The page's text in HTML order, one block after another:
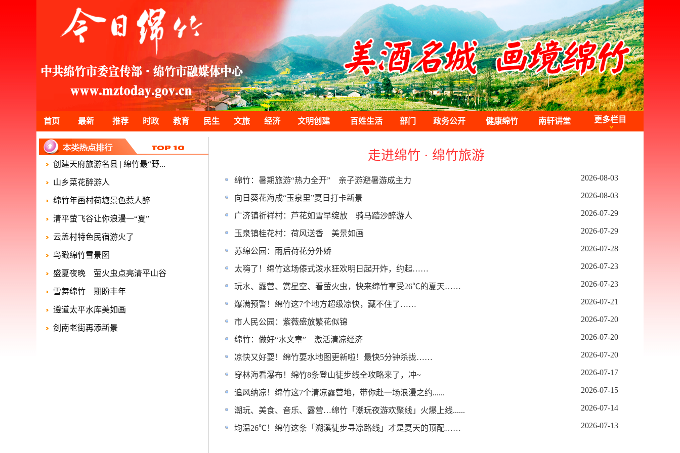
首页 最新 推荐 时政 教育 民生 文旅 经济 文明创建 百姓生活 部门 政务公开 健康绵竹 南轩讲堂 更多栏目
创建天府旅游名县 | 绵竹最“野...
山乡菜花醉游人
绵竹年画村荷塘景色惹人醉
清平萤飞谷让你浪漫一“夏”
云盖村特色民宿游火了
鸟瞰绵竹雪景图
盛夏夜晚 萤火虫点亮清平山谷
雪舞绵竹 期盼丰年
遵道太平水库美如画
剑南老街再添新景
走进绵竹 · 绵竹旅游
绵竹：暑期旅游“热力全开” 亲子游避暑游成主力 2026-08-03
向日葵花海成“玉泉里”夏日打卡新景 2026-08-03
广济镇祈祥村：芦花如雪早绽放 骑马踏沙醉游人 2026-07-29
玉泉镇桂花村：荷风送香 美景如画 2026-07-29
苏绵公园：雨后荷花分外娇 2026-07-28
太嗨了！绵竹这场傣式泼水狂欢明日起开炸，约起…… 2026-07-23
玩水、露营、赏星空、看萤火虫，快来绵竹享受26℃的夏天…… 2026-07-23
爆满预警！绵竹这7个地方超级凉快，藏不住了…… 2026-07-21
市人民公园：紫薇盛放繁花似锦 2026-07-20
绵竹：做好“水文章” 激活清凉经济 2026-07-20
凉快又好耍！绵竹耍水地图更新啦！最快5分钟杀拢…… 2026-07-20
穿林海看瀑布！绵竹8条登山徒步线全攻略来了，冲~ 2026-07-17
追风纳凉！绵竹这7个清凉露营地，带你赴一场浪漫之约...... 2026-07-15
潮玩、美食、音乐、露营…绵竹「潮玩夜游欢聚线」火爆上线...... 2026-07-14
均温26℃！绵竹这条「溯溪徒步寻凉路线」才是夏天的顶配…… 2026-07-13